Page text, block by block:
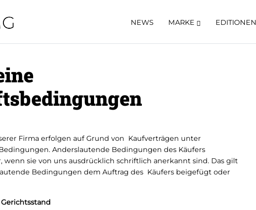
NEWS MARKE EDITIONEN
Firma erfolgen auf Grund von Kaufverträgen unter
Anderslautende Bedingungen des Käufers
wenn sie von uns ausdrücklich schriftlich anerkannt sind. Das gilt
Bedingungen dem Auftrag des Käufers beigefügt oder